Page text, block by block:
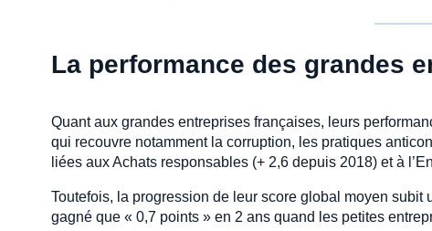
La performance des grandes
Quant aux grandes entreprises françaises, leurs
qui recouvre notamment la corruption, les pratiques
liées aux Achats responsables (+ 2,6 depuis 2018) et à
Toutefois, la progression de leur score global moyen
gagné que « 0,7 points » en 2 ans quand les petites